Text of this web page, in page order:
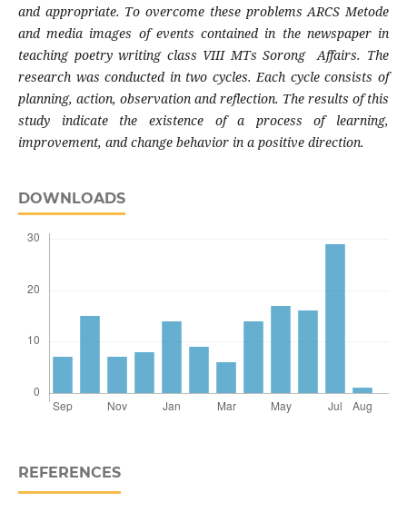
and appropriate. To overcome these problems ARCS Metode
and media images of events contained in the newspaper in
teaching poetry writing class VIII MTs Sorong Affairs. The
research was conducted in two cycles. Each cycle consists of
planning, action, observation and reflection. The results of this
study indicate the existence of a process of learning,
improvement, and change behavior in a positive direction.
DOWNLOADS
REFERENCES